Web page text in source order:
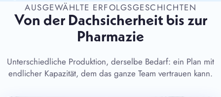
AUSGEWÄHLTE ERFOLGSGESCHICHTEN
Von der Dachsicherheit bis zur
Pharmazie
Unterschiedliche Produktion, derselbe Bedarf: ein Plan mit
endlicher Kapazität, dem das ganze Team vertrauen kann.